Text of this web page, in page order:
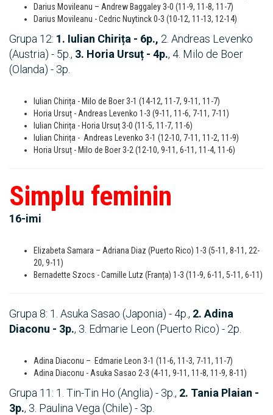
Darius Movileanu – Andrew Baggaley 3-0 (11-9, 11-8, 11-7)
Darius Movileanu - Cedric Nuytinck 0-3 (10-12, 11-13, 12-14)
Grupa 12: 1. Iulian Chirița - 6p., 2. Andreas Levenko
(Austria) - 5p., 3. Horia Ursuț - 4p., 4. Milo de Boer
(Olanda) - 3p.
Iulian Chirița - Milo de Boer 3-1 (14-12, 11-7, 9-11, 11-7)
Horia Ursuț - Andreas Levenko 1-3 (9-11, 11-6, 7-11, 7-11)
Iulian Chirița - Horia Ursuț 3-0 (11-5, 11-7, 11-6)
Iulian Chirița - Andreas Levenko 3-1 (12-10, 7-11, 11-2, 11-9)
Horia Ursuț - Milo de Boer 3-2 (12-10, 9-11, 6-11, 11-4, 11-6)
Simplu feminin
16-imi
Elizabeta Samara – Adriana Diaz (Puerto Rico) 1-3 (5-11, 8-11, 22-
20, 9-11)
Bernadette Szocs - Camille Lutz (Franța) 1-3 (11-9, 6-11, 5-11, 6-11)
Grupa 8: 1. Asuka Sasao (Japonia) - 4p., 2. Adina
Diaconu - 3p., 3. Edmarie Leon (Puerto Rico) - 2p.
Adina Diaconu – Edmarie Leon 3-1 (11-6, 11-3, 7-11, 11-7)
Adina Diaconu - Asuka Sasao 2-3 (4-11, 9-11, 11-8, 11-9, 8-11)
Grupa 11: 1. Tin-Tin Ho (Anglia) - 3p., 2. Tania Plaian -
3p., 3. Paulina Vega (Chile) - 3p.